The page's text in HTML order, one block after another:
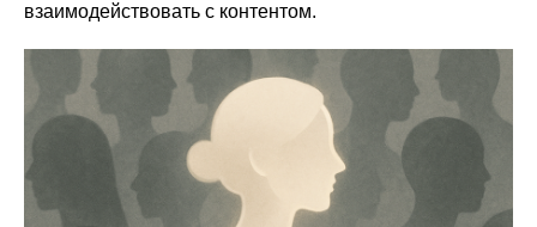
взаимодействовать с контентом.